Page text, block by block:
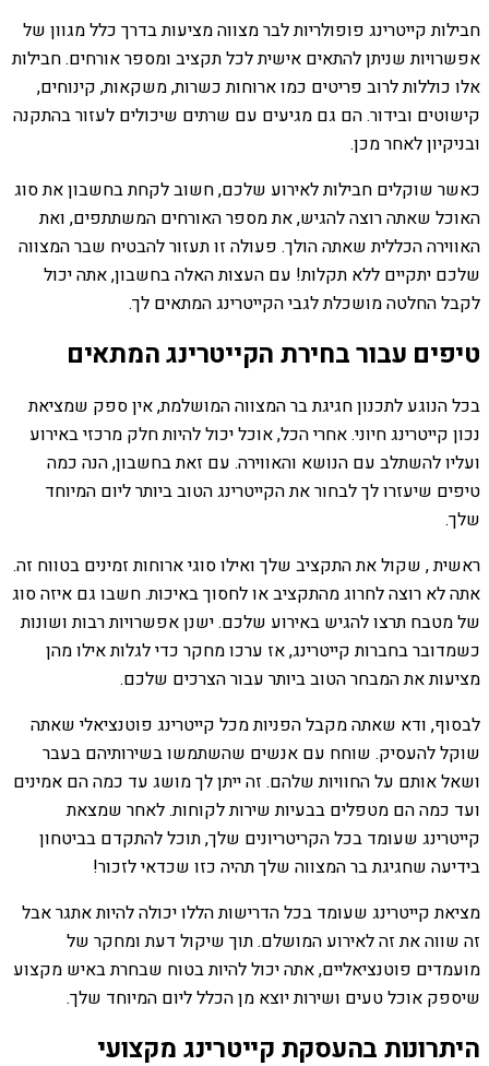
חבילות קייטרינג פופולריות לבר מצווה מציעות בדרך כלל מגוון של
אפשרויות שניתן להתאים אישית לכל תקציב ומספר אורחים. חבילות
אלו כוללות לרוב פריטים כמו ארוחות כשרות, משקאות, קינוחים,
קישוטים ובידור. הם גם מגיעים עם שרתים שיכולים לעזור בהתקנה
ובניקיון לאחר מכן.
כאשר שוקלים חבילות לאירוע שלכם, חשוב לקחת בחשבון את סוג
האוכל שאתה רוצה להגיש, את מספר האורחים המשתתפים, ואת
האווירה הכללית שאתה הולך. פעולה זו תעזור להבטיח שבר המצווה
שלכם יתקיים ללא תקלות! עם העצות האלה בחשבון, אתה יכול
לקבל החלטה מושכלת לגבי הקייטרינג המתאים לך.
טיפים עבור בחירת הקייטרינג המתאים
בכל הנוגע לתכנון חגיגת בר המצווה המושלמת, אין ספק שמציאת
נכון קייטרינג חיוני. אחרי הכל, אוכל יכול להיות חלק מרכזי באירוע
ועליו להשתלב עם הנושא והאווירה. עם זאת בחשבון, הנה כמה
טיפים שיעזרו לך לבחור את הקייטרינג הטוב ביותר ליום המיוחד
שלך.
ראשית , שקול את התקציב שלך ואילו סוגי ארוחות זמינים בטווח זה.
אתה לא רוצה לחרוג מהתקציב או לחסוך באיכות. חשבו גם איזה סוג
של מטבח תרצו להגיש באירוע שלכם. ישנן אפשרויות רבות ושונות
כשמדובר בחברות קייטרינג, אז ערכו מחקר כדי לגלות אילו מהן
מציעות את המבחר הטוב ביותר עבור הצרכים שלכם.
לבסוף, ודא שאתה מקבל הפניות מכל קייטרינג פוטנציאלי שאתה
שוקל להעסיק. שוחח עם אנשים שהשתמשו בשירותיהם בעבר
ושאל אותם על החוויות שלהם. זה ייתן לך מושג עד כמה הם אמינים
ועד כמה הם מטפלים בבעיות שירות לקוחות. לאחר שמצאת
קייטרינג שעומד בכל הקריטריונים שלך, תוכל להתקדם בביטחון
בידיעה שחגיגת בר המצווה שלך תהיה כזו שכדאי לזכור!
מציאת קייטרינג שעומד בכל הדרישות הללו יכולה להיות אתגר אבל
זה שווה את זה לאירוע המושלם. תוך שיקול דעת ומחקר של
מועמדים פוטנציאליים, אתה יכול להיות בטוח שבחרת באיש מקצוע
שיספק אוכל טעים ושירות יוצא מן הכלל ליום המיוחד שלך.
היתרונות בהעסקת קייטרינג מקצועי